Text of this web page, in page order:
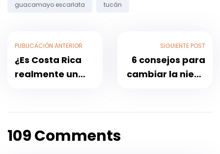
guacamayo escarlata tucán
PUBLICACIÓN ANTERIOR
¿Es Costa Rica
realmente un
observación de
aves?
SIGUIENTE POST
6 consejos para
cambiar la nieve
invernal exitosa
109 Comments